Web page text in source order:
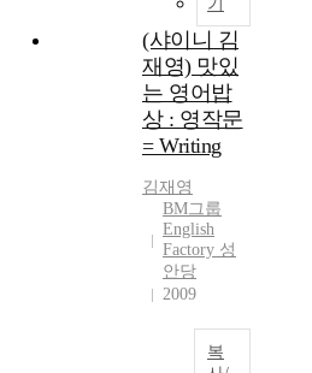
기
(샤이니 김
재영) 맛있
는 영어밥
상 : 영작문
= Writing
김재영
BM그룹
English
Factory 성
안당
2009
복